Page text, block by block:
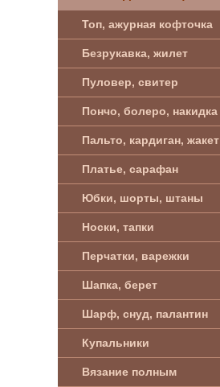
Топ, ажурная кофточка
Безрукавка, жилет
Пуловер, свитер
Пончо, болеро, накидка
Пальто, кардиган, жакет
Платье, сарафан
Юбки, шорты, штаны
Носки, тапки
Перчатки, варежки
Шапка, берет
Шарф, снуд, палантин
Купальники
Вязание полным